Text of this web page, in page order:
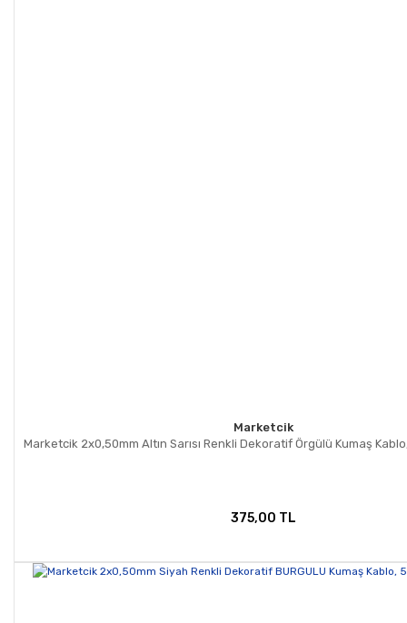
Marketcik
Marketcik 2x0,50mm Altın Sarısı Renkli Dekoratif Örgülü Kumaş
375,00 TL